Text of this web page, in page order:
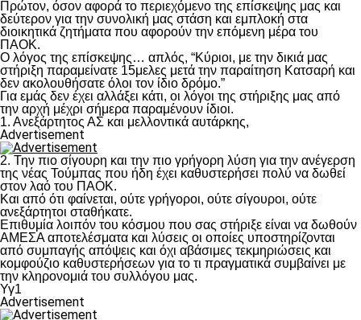
Πρώτον, όσον αφορά το περιεχόμενο της επίσκεψης μας και
δεύτερον για την συνολική μας στάση και εμπλοκή στα
διοικητικά ζητήματα που αφορούν την επόμενη μέρα του
ΠΑΟΚ.
Ο λόγος της επίσκεψης… απλός, “Κύριοι, με την δικιά μας
στήριξη παραμείνατε 15μελες μετά την παραίτηση Κατσαρή και
δεν ακολουθήσατε όλοι τον ίδιο δρόμο.”
Για εμάς δεν έχει αλλάξει κάτι, οι λόγοι της στήριξης μας από
την αρχή μέχρι σήμερα παραμένουν ίδιοι.
1. Ανεξάρτητος ΑΣ και μελλοντικά αυτάρκης,
Advertisement
2. Την πιο σίγουρη και την πιο γρήγορη λύση για την ανέγερση
της νέας Τούμπας που ήδη έχει καθυστερήσει πολύ να δωθεί
στον λαό του ΠΑΟΚ.
Και από ότι φαίνεται, ούτε γρήγοροι, ούτε σίγουροι, ούτε
ανεξάρτητοι σταθήκατε.
Επιθυμία λοιπόν του κόσμου που σας στήριξε είναι να δωθούν
ΑΜΕΣΑ αποτελέσματα και λύσεις οι οποίες υποστηρίζονται
από συμπαγής απόψεις και όχι αβάσιμες τεκμηριώσεις και
κομφούζιο καθυστερήσεων για το τι πραγματικά συμβαίνει με
την κληρονομιά του συλλόγου μας.
Υγ1
Advertisement